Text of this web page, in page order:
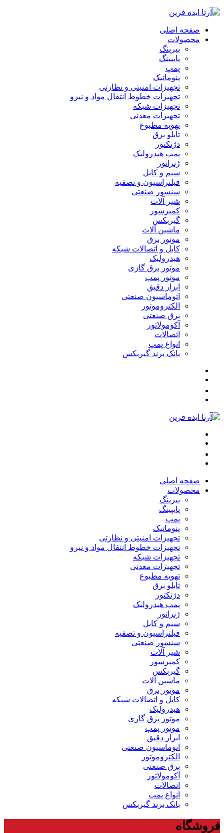
صفحه اصلی
محصولات
بیرینگ
پایپینگ
پمپ
پنوماتیک
تجهیزات امنیتی و نظارتی
تجهیزات خطوط انتقال مواد و نیرو
تجهیزات شبکه
تجهیزات معدنی
تهویه مطبوع
تابلو برق
دژنکتور
پمپ هیدرولیک
ژنراتور
سیم و کابل
فیلتراسیون و تصفیه
سنسور صنعتی
شیر آلات
کمپرسور
گیربکس
ماشین آلات
موتور برق
کابل و اتصالات شبکه
هیدرولیک
موتور برق گازی
موتور پمپ
ابزار دقیق
اتوماسیون صنعتی
الکتروموتور
برق صنعتی
آکومولاتور
اتصالات
انواع پمپ
بانک برند گیربکس
صفحه اصلی
محصولات
بیرینگ
پایپینگ
پمپ
پنوماتیک
تجهیزات امنیتی و نظارتی
تجهیزات خطوط انتقال مواد و نیرو
تجهیزات شبکه
تجهیزات معدنی
تهویه مطبوع
تابلو برق
دژنکتور
پمپ هیدرولیک
ژنراتور
سیم و کابل
فیلتراسیون و تصفیه
سنسور صنعتی
شیر آلات
کمپرسور
گیربکس
ماشین آلات
موتور برق
کابل و اتصالات شبکه
هیدرولیک
موتور برق گازی
موتور پمپ
ابزار دقیق
اتوماسیون صنعتی
الکتروموتور
برق صنعتی
آکومولاتور
اتصالات
انواع پمپ
بانک برند گیربکس
فروشگاه